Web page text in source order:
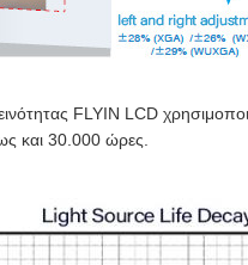
FLYIN LCD
και 30.000 ώρες.